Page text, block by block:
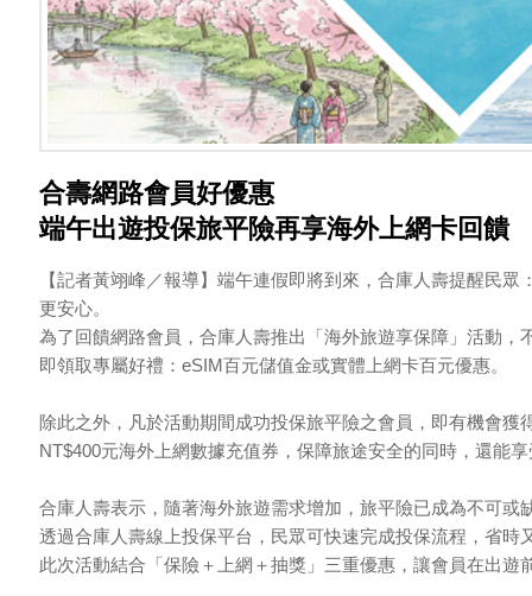
合壽網路會員好優惠
端午出遊投保旅平險再享海外上網卡回饋
【記者黃翊峰／報導】端午連假即將到來，合庫人壽提醒民
更安心。
為了回饋網路會員，合庫人壽推出「海外旅遊享保障」活動，
即領取專屬好禮：eSIM百元儲值金或實體上網卡百元優惠。
除此之外，凡於活動期間成功投保旅平險之會員，即有機會獲
NT$400元海外上網數據充值券，保障旅途安全的同時，還能
合庫人壽表示，隨著海外旅遊需求增加，旅平險已成為不可或
透過合庫人壽線上投保平台，民眾可快速完成投保流程，省時
此次活動結合「保險＋上網＋抽獎」三重優惠，讓會員在出遊